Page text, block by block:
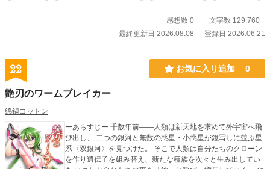
感想数 0
文字数 129,760
最終更新日 2026.08.08
登録日 2026.06.21
22 お気に入り追加 0
艶刃のワームブレイカー
綿鍋コットン
ーあらすじー 千数年前――人類は新天地を求めて外宇宙へ飛
び出し、 二つの銀河と無数の惑星・小惑星が鏡写しに並ぶ星
系〈双銀河〉を見つけた。 そこで人類は自分たちのクローン
を作り遺伝子を組み替え、新たな種族を次々と生み出してい